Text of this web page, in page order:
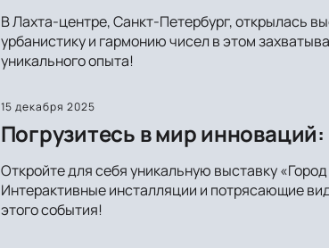
В Лахта-центре, Санкт-Петербург, открылась
урбанистику и гармонию чисел в этом
уникального опыта!
15 декабря 2025
Погрузитесь в мир
Откройте для себя уникальную выставку
Интерактивные инсталляции и потрясающие
этого события!